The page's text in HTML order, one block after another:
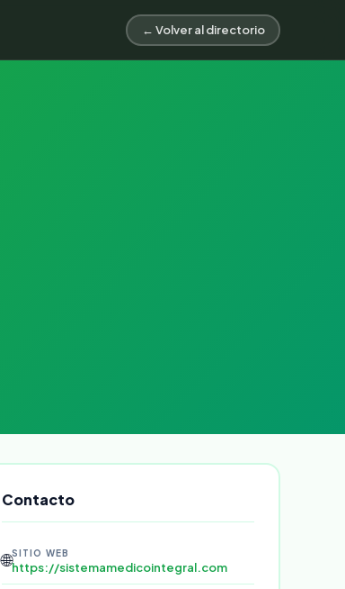
← Volver al directorio
Contacto
🌐SITIO WEB
https://sistemamedicointegral.com